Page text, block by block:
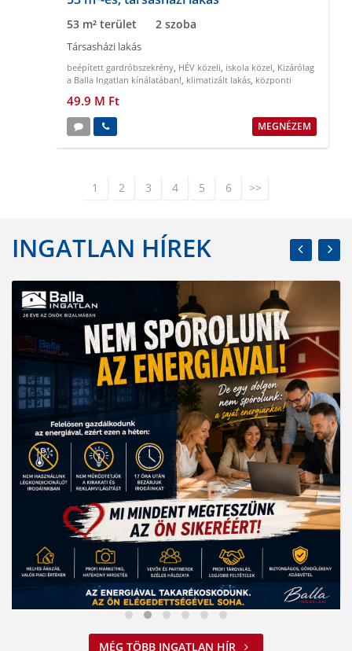
53 m² terület 2 szoba
Társasházi lakás
beépített gardróbszekrény, HÉV közeli, iskola közel, Kizárólag
a Balla Ingatlan kínálatában!, klimatizált lakás, központi
49.9 M Ft
MEGNÉZEM
1 2 3 4 5 6 >>
INGATLAN HÍREK
Nem spórolunk az energiával
MÉG TÖBB INGATLAN HÍR